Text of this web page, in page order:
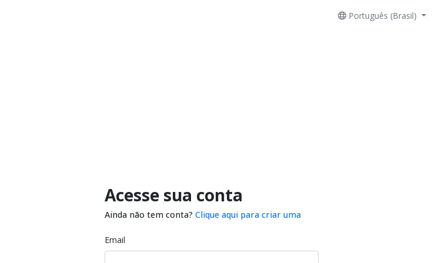
Português (Brasil)
Acesse sua conta
Ainda não tem conta? Clique aqui para criar uma
Email